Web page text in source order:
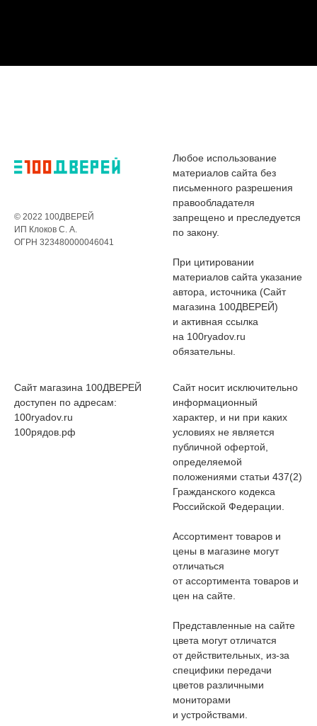
© 2022 100ДВЕРЕЙ
ИП Клоков С. А.
ОГРН 323480000046041
Любое использование
материалов сайта без
письменного разрешения
правообладателя
запрещено и преследуется
по закону.
При цитировании
материалов сайта указание
автора, источника (Сайт
магазина 100ДВЕРЕЙ)
и активная ссылка
на 100ryadov.ru
обязательны.
Сайт магазина 100ДВЕРЕЙ
доступен по адресам:
100ryadov.ru
100рядов.рф
Сайт носит исключительно
информационный
характер, и ни при каких
условиях не является
публичной офертой,
определяемой
положениями статьи 437(2)
Гражданского кодекса
Российской Федерации.
Ассортимент товаров и
цены в магазине могут
отличаться
от ассортимента товаров и
цен на сайте.
Представленные на сайте
цвета могут отличатся
от действительных, из-за
специфики передачи
цветов различными
мониторами
и устройствами.